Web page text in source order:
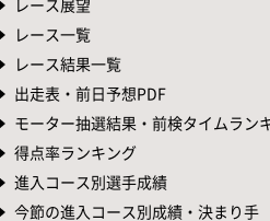
レース展望
レース一覧
レース結果一覧
出走表・前日予想PDF
モーター抽選結果・前検タイムラン
得点率ランキング
進入コース別選手成績
今節の進入コース別成績・決まり手